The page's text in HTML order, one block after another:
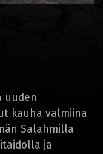
uuden
kauha valmiina
Salahmilla
ja